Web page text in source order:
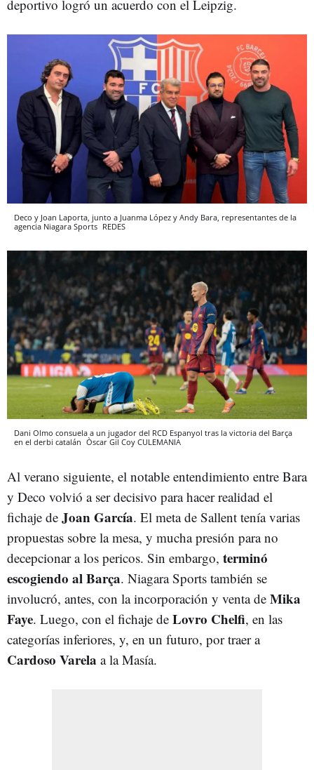
deportivo logró un acuerdo con el Leipzig.
Deco y Joan Laporta, junto a Juanma López y Andy Bara, representantes de la
agencia Niagara Sports REDES
Dani Olmo consuela a un jugador del RCD Espanyol tras la victoria del Barça
en el derbi catalán Òscar Gil Coy CULEMANIA
Al verano siguiente, el notable entendimiento entre Bara
y Deco volvió a ser decisivo para hacer realidad el
fichaje de Joan García. El meta de Sallent tenía varias
propuestas sobre la mesa, y mucha presión para no
decepcionar a los pericos. Sin embargo, terminó
escogiendo al Barça. Niagara Sports también se
involucró, antes, con la incorporación y venta de Mika
Faye. Luego, con el fichaje de Lovro Chelfi, en las
categorías inferiores, y, en un futuro, por traer a
Cardoso Varela a la Masía.